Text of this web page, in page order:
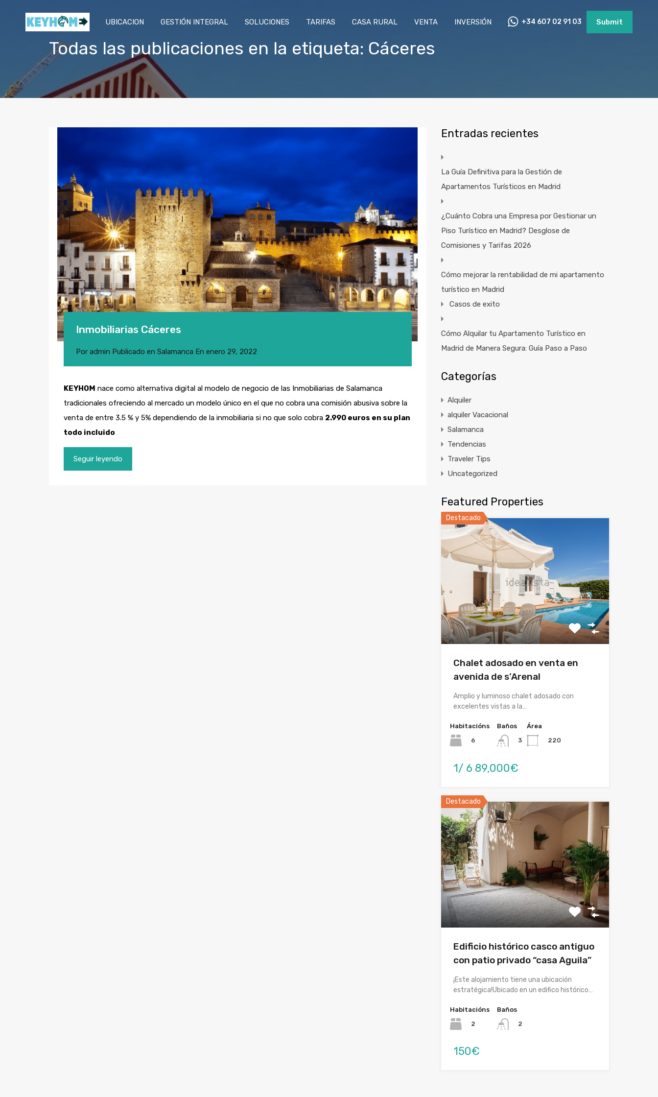
UBICACION GESTIÓN INTEGRAL SOLUCIONES TARIFAS CASA RURAL VENTA INVERSIÓN +34 607 02 91 03 Submit
Todas las publicaciones en la etiqueta: Cáceres
Inmobiliarias Cáceres
Por admin Publicado en Salamanca En enero 29, 2022
KEYHOM nace como alternativa digital al modelo de negocio de las Inmobiliarias de Salamanca
tradicionales ofreciendo al mercado un modelo único en el que no cobra una comisión abusiva sobre la
venta de entre 3.5 % y 5% dependiendo de la inmobiliaria si no que solo cobra 2.990 euros en su plan
todo incluido
Seguir leyendo
Entradas recientes
La Guía Definitiva para la Gestión de
Apartamentos Turísticos en Madrid
¿Cuánto Cobra una Empresa por Gestionar un
Piso Turístico en Madrid? Desglose de
Comisiones y Tarifas 2026
Cómo mejorar la rentabilidad de mi apartamento
turístico en Madrid
Casos de exito
Cómo Alquilar tu Apartamento Turístico en
Madrid de Manera Segura: Guía Paso a Paso
Categorías
Alquiler
alquiler Vacacional
Salamanca
Tendencias
Traveler Tips
Uncategorized
Featured Properties
Destacado
Chalet adosado en venta en
avenida de s’Arenal
Amplio y luminoso chalet adosado con
excelentes vistas a la…
Habitacións
6
Baños
3
Área
220
1/ 6 89,000€
Destacado
Edificio histórico casco antiguo
con patio privado “casa Aguila”
¡Este alojamiento tiene una ubicación
estratégica!Ubicado en un edifico histórico…
Habitacións
2
Baños
2
150€